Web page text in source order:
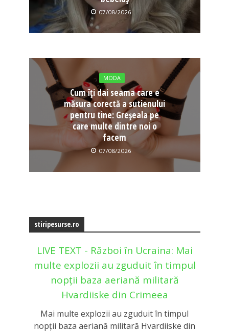
07/08/2026
MODA
Cum îți dai seama care e
măsura corectă a sutienului
pentru tine: Greșeala pe
care multe dintre noi o
facem
07/08/2026
stiripesurse.ro
LIVE TEXT - Război în Ucraina: Mai
multe explozii au zguduit în timpul
nopții baza aeriană militară
Hvardiiske din Crimeea
Mai multe explozii au zguduit în timpul
nopții baza aeriană militară Hvardiiske din